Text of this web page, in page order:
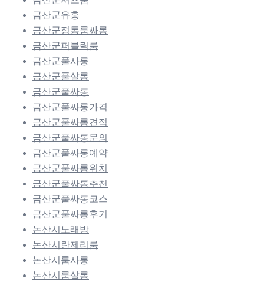
금산군유흥
금산군정통룸싸롱
금산군퍼블릭룸
금산군풀사롱
금산군풀살롱
금산군풀싸롱
금산군풀싸롱가격
금산군풀싸롱견적
금산군풀싸롱문의
금산군풀싸롱예약
금산군풀싸롱위치
금산군풀싸롱추천
금산군풀싸롱코스
금산군풀싸롱후기
논산시노래방
논산시란제리룸
논산시룸사롱
논산시룸살롱